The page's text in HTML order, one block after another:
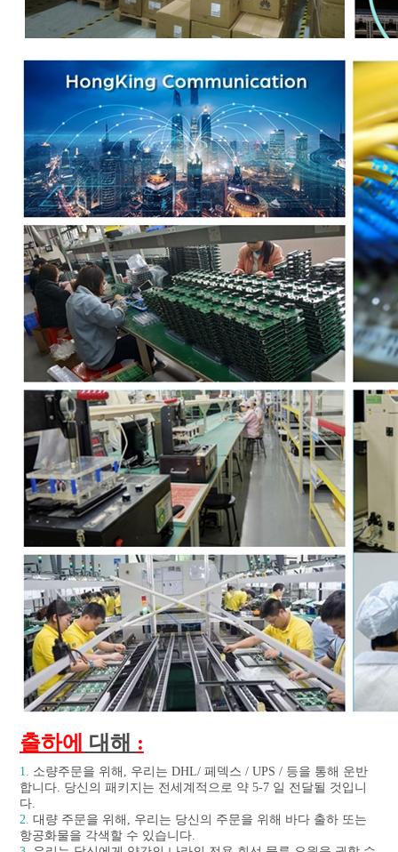
출하에 대해 :
1. 소량주문을 위해, 우리는 DHL/ 페덱스 / UPS / 등을 통해 운반
합니다. 당신의 패키지는 전세계적으로 약 5-7 일 전달될 것입니
다.
2. 대량 주문을 위해, 우리는 당신의 주문을 위해 바다 출하 또는
항공화물을 각색할 수 있습니다.